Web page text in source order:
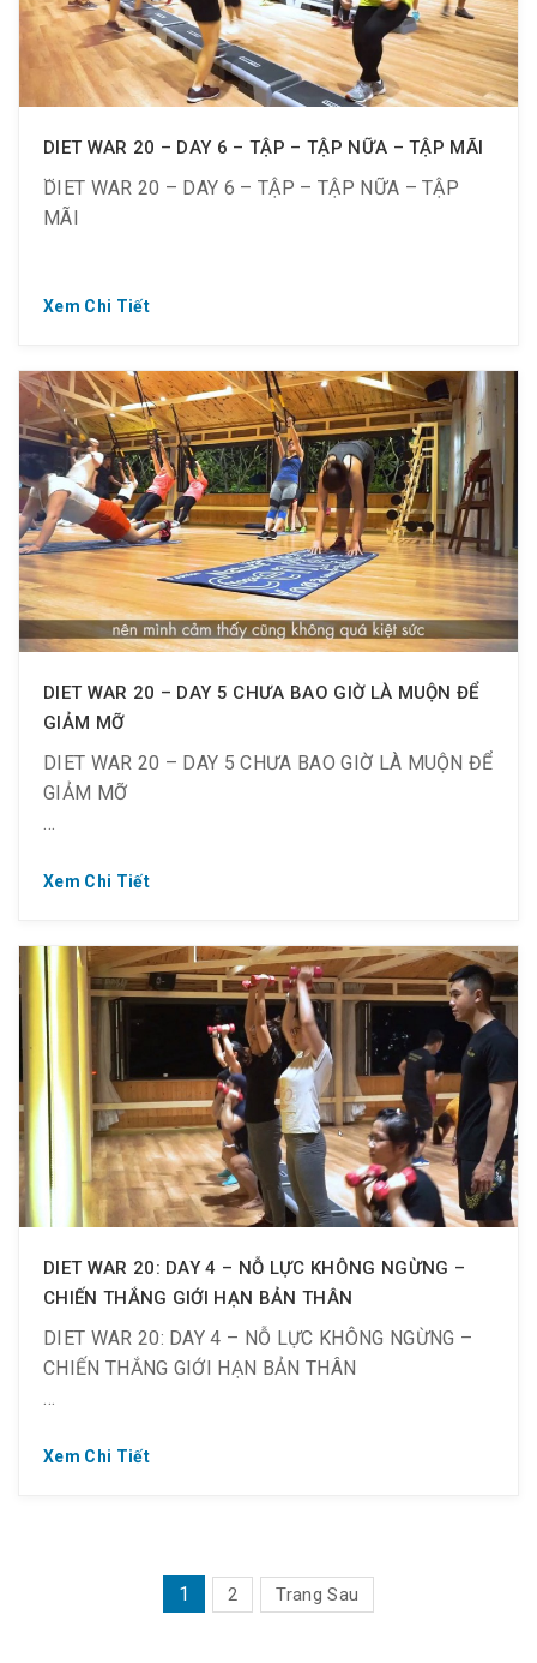
cháy mỡ thừa.
✅ Zumba là bí quyết giảm mỡ bụng nhanh nhất.
DIET WAR 20 – DAY 6 – TẬP – TẬP NỮA – TẬP MÃI
DIET WAR 20 – DAY 6 – TẬP – TẬP NỮA – TẬP
MÃI
⏰ Từ 18:30 ~ 21:30 tối T2 ~ CN
? 10 thành viên – 1 mục tiêu chung
? “Nếu bạn muốn có được những thứ bạn chưa từng
có, thì bạn phải làm những việc bạn chưa từng làm.”
Xem Chi Tiết
DIET WAR 20 – DAY 5 CHƯA BAO GIỜ LÀ MUỘN ĐỂ
GIẢM MỠ
DIET WAR 20 – DAY 5 CHƯA BAO GIỜ LÀ MUỘN ĐỂ
GIẢM MỠ
⏰ Từ 18:30 ~ 21:30 tối T2 ~ CN
? 10 thành viên – 1 mục tiêu chung
? Vì cơ thể không được chăm sóc nên sồ sề theo
thời gian là điều không thể tránh khỏi. Và chưa bao
giờ là muộn để giảm mỡ nếu đó là điều bạn mong
Xem Chi Tiết
DIET WAR 20: DAY 4 – NỖ LỰC KHÔNG NGỪNG –
CHIẾN THẮNG GIỚI HẠN BẢN THÂN
DIET WAR 20: DAY 4 – NỖ LỰC KHÔNG NGỪNG –
CHIẾN THẮNG GIỚI HẠN BẢN THÂN
? 10 thành viên – 1 mục tiêu chung
Xem Chi Tiết
PHÂN
TRANG
1 2 Trang Sau